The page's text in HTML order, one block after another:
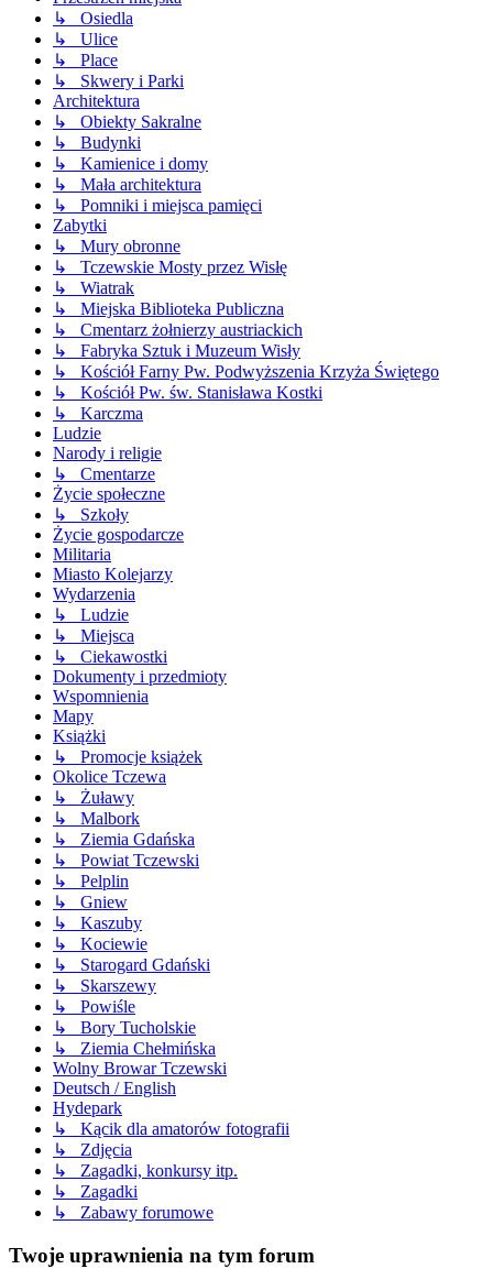
↳ Osiedla
↳ Ulice
↳ Place
↳ Skwery i Parki
Architektura
↳ Obiekty Sakralne
↳ Budynki
↳ Kamienice i domy
↳ Mała architektura
↳ Pomniki i miejsca pamięci
Zabytki
↳ Mury obronne
↳ Tczewskie Mosty przez Wisłę
↳ Wiatrak
↳ Miejska Biblioteka Publiczna
↳ Cmentarz żołnierzy austriackich
↳ Fabryka Sztuk i Muzeum Wisły
↳ Kościół Farny Pw. Podwyższenia Krzyża Świętego
↳ Kościół Pw. św. Stanisława Kostki
↳ Karczma
Ludzie
Narody i religie
↳ Cmentarze
Życie społeczne
↳ Szkoły
Życie gospodarcze
Militaria
Miasto Kolejarzy
Wydarzenia
↳ Ludzie
↳ Miejsca
↳ Ciekawostki
Dokumenty i przedmioty
Wspomnienia
Mapy
Książki
↳ Promocje książek
Okolice Tczewa
↳ Żuławy
↳ Malbork
↳ Ziemia Gdańska
↳ Powiat Tczewski
↳ Pelplin
↳ Gniew
↳ Kaszuby
↳ Kociewie
↳ Starogard Gdański
↳ Skarszewy
↳ Powiśle
↳ Bory Tucholskie
↳ Ziemia Chełmińska
Wolny Browar Tczewski
Deutsch / English
Hydepark
↳ Kącik dla amatorów fotografii
↳ Zdjęcia
↳ Zagadki, konkursy itp.
↳ Zagadki
↳ Zabawy forumowe
Twoje uprawnienia na tym forum